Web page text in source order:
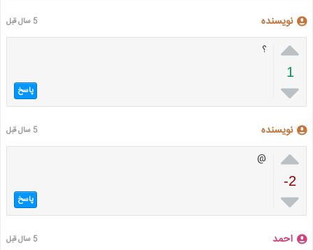
نویسنده 5 سال قبل

1

؟
پاسخ
نویسنده 5 سال قبل

-2

@
پاسخ
احمد 5 سال قبل